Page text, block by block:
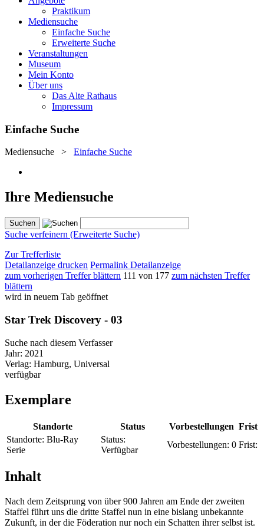
Praktikum
Mediensuche
Einfache Suche
Erweiterte Suche
Veranstaltungen
Museum
Mein Konto
Über uns
Das Alte Rathaus
Impressum
Einfache Suche
Mediensuche > Einfache Suche
Ihre Mediensuche
Suche verfeinern (Erweiterte Suche)
Zur Trefferliste
Detailanzeige drucken Permalink Detailanzeige
zum vorherigen Treffer blättern 111 von 177 zum nächsten Treffer
blättern
wird in neuem Tab geöffnet
Star Trek Discovery - 03
Suche nach diesem Verfasser
Jahr: 2021
Verlag: Hamburg, Universal
verfügbar
Exemplare
Standorte Status Vorbestellungen Frist
Standorte: Blu-Ray
Serie
Status:
Verfügbar
Vorbestellungen: 0 Frist:
Inhalt
Nach dem Zeitsprung von über 900 Jahren am Ende der zweiten
Staffel führt uns die dritte Staffel nun in eine bislang unbekannte
Zukunft, in der die Föderation nur noch ein Schatten ihrer selbst ist.